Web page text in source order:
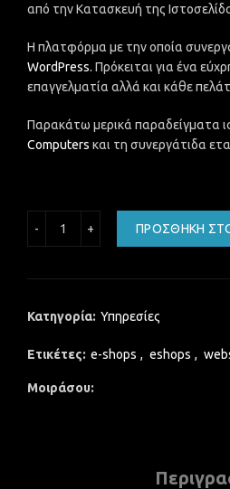
από την Κατασκευή της
Η πλατφόρμα με την οποία
WordPress. Πρόκειται για ένα
επαγγελματία αλλά και κάθε
Παρακάτω μερικά παραδείγματα
Computers και τη συνεργάτιδα
ΠΡΟΣΘΉΚΗ
Κατηγορία: Υπηρεσίες
Ετικέτες: e-shops , eshops ,
Μοιράσου